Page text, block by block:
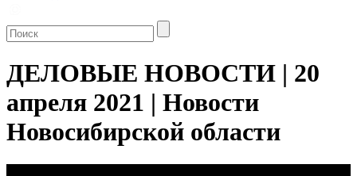
ДЕЛОВЫЕ НОВОСТИ | 20
апреля 2021 | Новости
Новосибирской области